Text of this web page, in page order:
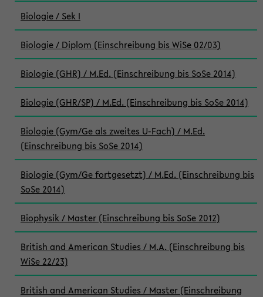
Biologie / Sek I
Biologie / Diplom (Einschreibung bis WiSe 02/03)
Biologie (GHR) / M.Ed. (Einschreibung bis SoSe 2014)
Biologie (GHR/SP) / M.Ed. (Einschreibung bis SoSe 2014)
Biologie (Gym/Ge als zweites U-Fach) / M.Ed.
(Einschreibung bis SoSe 2014)
Biologie (Gym/Ge fortgesetzt) / M.Ed. (Einschreibung bis
SoSe 2014)
Biophysik / Master (Einschreibung bis SoSe 2012)
British and American Studies / M.A. (Einschreibung bis
WiSe 22/23)
British and American Studies / Master (Einschreibung